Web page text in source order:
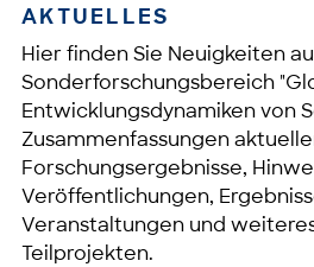
AKTUELLES
Hier finden Sie Neuigkeiten
Sonderforschungsbereich
Entwicklungsdynamiken von
Zusammenfassungen
Forschungsergebnisse,
Veröffentlichungen,
Veranstaltungen und
Teilprojekten.